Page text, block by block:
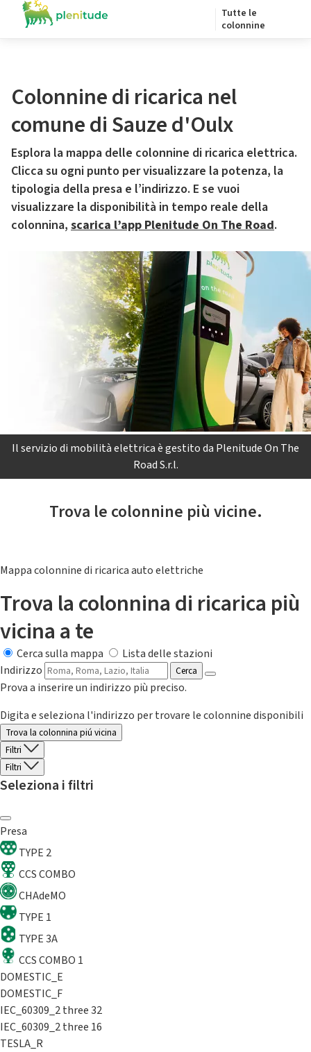
Tutte le
colonnine
Colonnine di ricarica nel
comune di Sauze d'Oulx
Esplora la mappa delle colonnine di ricarica elettrica.
Clicca su ogni punto per visualizzare la potenza, la
tipologia della presa e l’indirizzo. E se vuoi
visualizzare la disponibilità in tempo reale della
colonnina, scarica l’app Plenitude On The Road.
Il servizio di mobilità elettrica è gestito da Plenitude On The
Road S.r.l.
Trova le colonnine più vicine.
Mappa colonnine di ricarica auto elettriche
Trova la colonnina di ricarica più
vicina a te
Cerca sulla mappa
Lista delle stazioni
Indirizzo
Cerca
Prova a inserire un indirizzo più preciso.
Digita e seleziona l'indirizzo per trovare le colonnine disponibili
Trova la colonnina piú vicina
Filtri
Filtri
Seleziona i filtri
Presa
TYPE 2
CCS COMBO
CHAdeMO
TYPE 1
TYPE 3A
CCS COMBO 1
DOMESTIC_E
DOMESTIC_F
IEC_60309_2 three 32
IEC_60309_2 three 16
TESLA_R